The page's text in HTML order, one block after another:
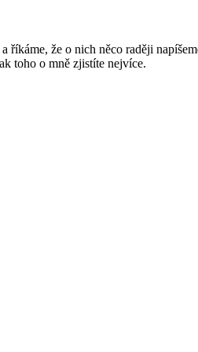
že o nich něco raději
toho o mně zjistíte nejvíce.